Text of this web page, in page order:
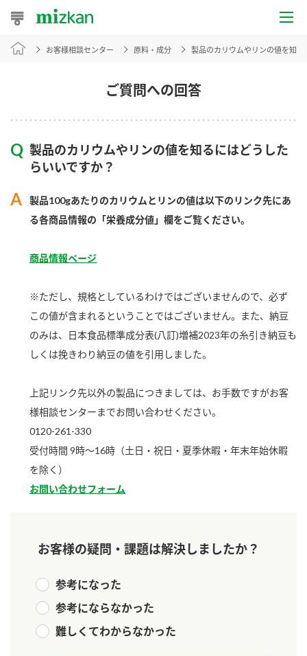
おうちレシピ
レシピ特集
レシピカテゴリ一覧
酢 調味酢
お酢ドリンク ぽん酢
つゆ たれ
スープ 中華
クイック調味料
炊き込みご飯の素 納豆
新商品一覧
キャンペーン情報
ブランド・スペシャルサイト
ブランド・スペシャルサイト トップ
Fibee（ファイビー）
くらしプラ酢
味ぽん
ぽん酢
かおりの蔵
つゆ
企業情報
国内事業概要
企業理念
ミツカンの歴史
ミツカンを知る
環境への取り組み
ZENB initiative
採用情報
ニュースリリース
ご質問への回答
お客様相談センター 原料・成分 製品のカリウムやリンの値を知
製品のカリウムやリンの値を知るにはどうした
らいいですか？
製品100gあたりのカリウムとリンの値は以下のリンク先にあ
る各商品情報の「栄養成分値」欄をご覧ください。
商品情報ページ
※ただし、規格としているわけではございませんので、必ず
この値が含まれるということではございません。また、納豆
のみは、日本食品標準成分表(八訂)増補2023年の糸引き納豆も
しくは挽きわり納豆の値を引用しました。
上記リンク先以外の製品につきましては、お手数ですがお客
様相談センターまでお問い合わせください。
0120-261-330
受付時間 9時～16時（土日・祝日・夏季休暇・年末年始休暇
を除く）
お問い合わせフォーム
お客様の疑問・課題は解決しましたか？
参考になった
参考にならなかった
難しくてわからなかった